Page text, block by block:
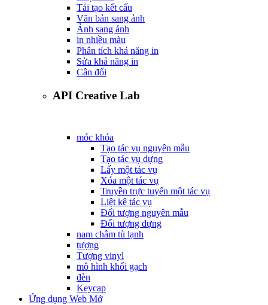
Tái tạo kết cấu
Văn bản sang ảnh
Ảnh sang ảnh
in nhiều màu
Phân tích khả năng in
Sửa khả năng in
Cân đối
API Creative Lab
móc khóa
Tạo tác vụ nguyên mẫu
Tạo tác vụ dựng
Lấy một tác vụ
Xóa một tác vụ
Truyền trực tuyến một tác vụ
Liệt kê tác vụ
Đối tượng nguyên mẫu
Đối tượng dựng
nam châm tủ lạnh
tượng
Tượng vinyl
mô hình khối gạch
đèn
Keycap
Ứng dụng Web Mở